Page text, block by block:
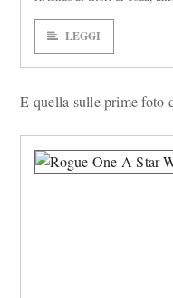
LEGGI
E quella sulle prime foto